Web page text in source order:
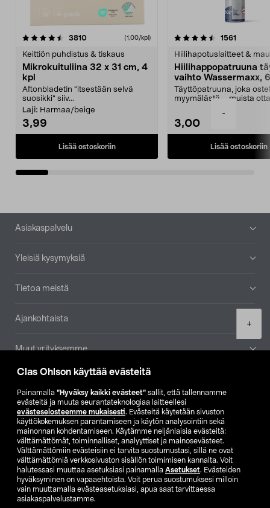
Clas Ohlson käyttää evästeitä
Painamalla ”Hyväksy kaikki evästeet” sallit, että tallennamme
evästeitä ja muuta seurantateknologiaa laitteellesi
evästeselosteemme mukaisesti. Evästeitä käytetään sivuston
käyttökokemuksen parantamiseen ja käytön analysointiin sekä
mainonnan kohdentamiseen. Käytämme neljänlaisia evästeitä:
välttämättömät, toiminnalliset, analyyttiset ja mainosevästeet.
Välttämättömiin evästeisiin ei tarvita suostumustasi, sillä ne ovat
välttämättömiä verkkosivuston sisällön toimimisen kannalta. Voit
halutessasi muuttaa asetuksiasi painamalla Asetukset. Evästeiden
hyväksyminen on vapaaehtoista. Voit perua suostumuksesi milloin
vain muuttamalla evästeasetuksiasi, apua saat tarvittaessa
asiakaspalvelustamme.
-
+
3810arvostelut (1,00/kpl)
Keittiön puhdistus & tiskaus
Mikrokuituliina 32 x 31 cm, 4
kpl
Aftonbladetin "itsestään selvä
suosikki" siiv...
Laji: Harmaa/beige
3,99
Lisää ostoskoriin
4.5viidestä
1561
Hiilihapotuslaitteet &
Hiilihappopatruuna
vaihto Wassermaxx,
Täyttöpatruuna, joka
myymälästä – muista
3,00
Lisää ostoskoriin
4.5viidestä
Alatunniste
Asiakaspalvelu
Yleisiä kysymyksiä
Tietoa meistä
Ajankohtaista
Muut yrityksemme
Etsi myymälä
SE NO FI
FI SV